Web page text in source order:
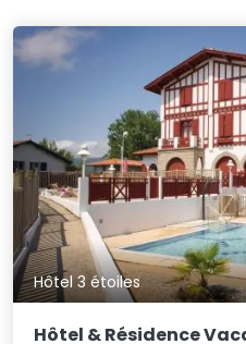
Hôtel 3 étoiles
Hôtel & Résidence